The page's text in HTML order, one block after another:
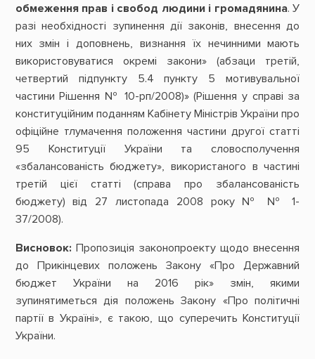
обмеження прав і свобод людини і громадянина. У
разі необхідності зупинення дії законів, внесення до
них змін і доповнень, визнання їх нечинними мають
використовуватися окремі закони» (абзаци третій,
четвертий підпункту 5.4 пункту 5 мотивувальної
частини Рішення № 10-рп/2008)» (Рішення у справі за
конституційним поданням Кабінету Міністрів України про
офіційне тлумачення положення частини другої статті
95 Конституції України та словосполучення
«збалансованість бюджету», використаного в частині
третій цієї статті (справа про збалансованість
бюджету) від 27 листопада 2008 року № № 1-
37/2008).
Висновок: Пропозиція законопроекту щодо внесення
до Прикінцевих положень Закону «Про Державний
бюджет України на 2016 рік» змін, якими
зупинятиметься дія положень Закону «Про політичні
партії в Україні», є такою, що суперечить Конституції
України.